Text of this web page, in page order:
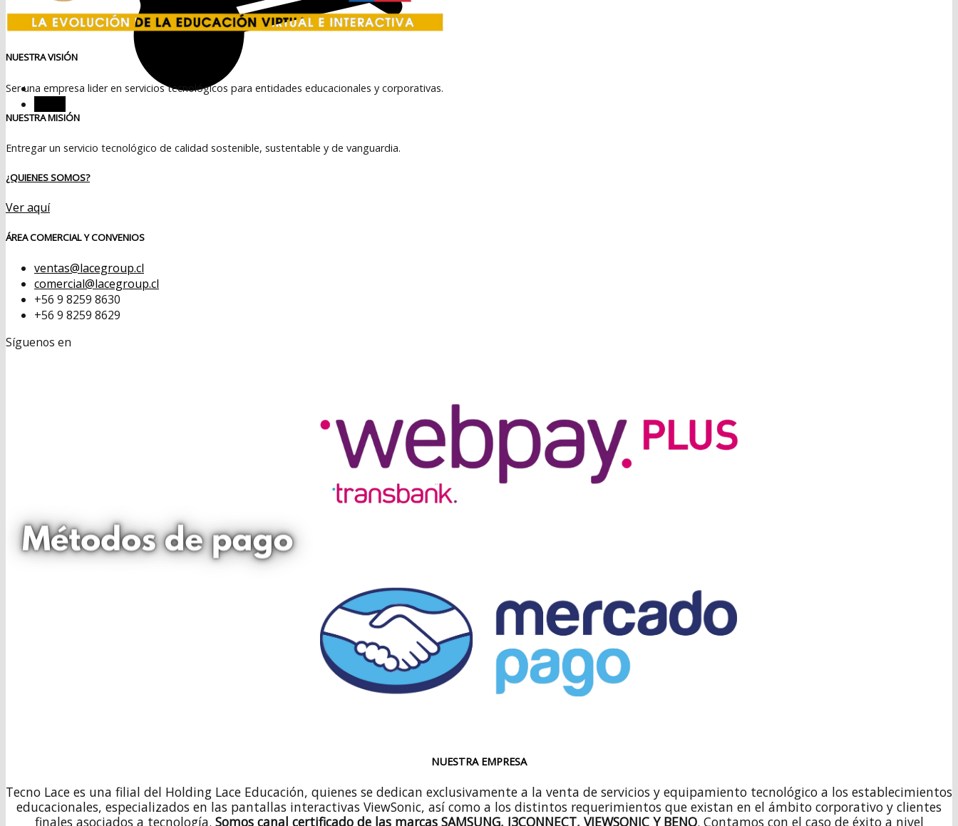
NUESTRA VISIÓN
Ser una empresa lider en servicios tecnológicos para entidades educacionales y corporativas.
NUESTRA MISIÓN
Entregar un servicio tecnológico de calidad sostenible, sustentable y de vanguardia.
¿QUIENES SOMOS?
Ver aquí
ÁREA COMERCIAL Y CONVENIOS
ventas@lacegroup.cl
comercial@lacegroup.cl
+56 9 8259 8630
+56 9 8259 8629
Síguenos en
NUESTRA EMPRESA
Tecno Lace es una filial del Holding Lace Educación, quienes se dedican exclusivamente a la venta de servicios y equipamiento tecnológico a los establecimientos
educacionales, especializados en las pantallas interactivas ViewSonic, así como a los distintos requerimientos que existan en el ámbito corporativo y clientes
finales asociados a tecnología. Somos canal certificado de las marcas SAMSUNG, I3CONNECT, VIEWSONIC Y BENQ. Contamos con el caso de éxito a nivel